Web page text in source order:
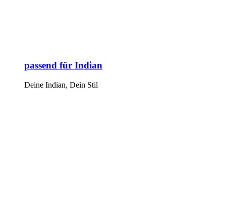
passend für Indian
Deine Indian, Dein Stil